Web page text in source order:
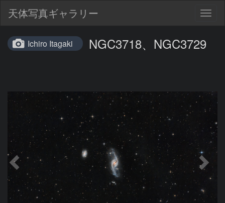
天体写真ギャラリー
Ichiro Itagaki NGC3718、NGC3729